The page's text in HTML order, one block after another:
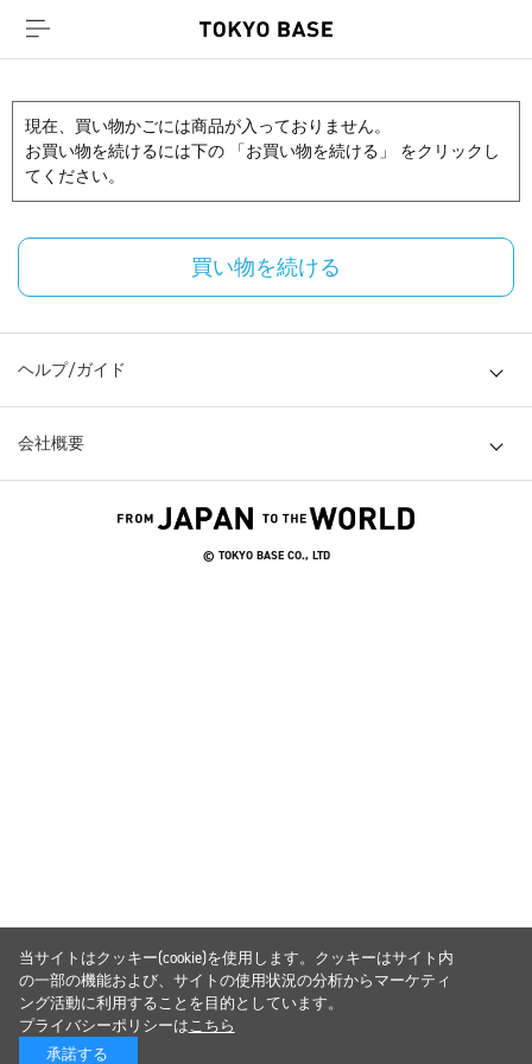
現在、買い物かごには商品が入っておりません。
お買い物を続けるには下の 「お買い物を続ける」 をクリックし
てください。
買い物を続ける
ヘルプ/ガイド
会社概要
© TOKYO BASE CO., LTD
当サイトはクッキー(cookie)を使用します。クッキーはサイト内
の一部の機能および、サイトの使用状況の分析からマーケティ
ング活動に利用することを目的としています。
プライバシーポリシーはこちら
承諾する